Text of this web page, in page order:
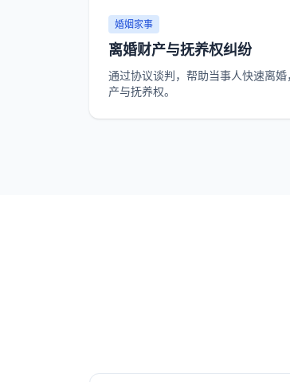
婚姻家事
离婚财产与抚养权纠纷
通过协议谈判，帮助当事人快速离
产与抚养权。